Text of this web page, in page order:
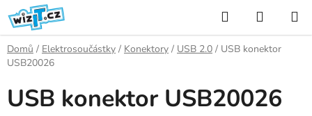
Přejít
na
obsah
Hledat
KOŠÍK
Domů / Elektrosoučástky / Konektory / USB 2.0 / USB konektor
USB20026
USB konektor USB20026